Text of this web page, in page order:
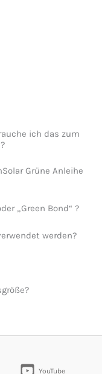
ich das zum
Grüne Anleihe
„Green Bond“ ?
werden?
YouTube